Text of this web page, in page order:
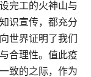
完工的火神山与
识宣传，都充分
世界证明了我们
合理性。值此疫
致的之际，作为